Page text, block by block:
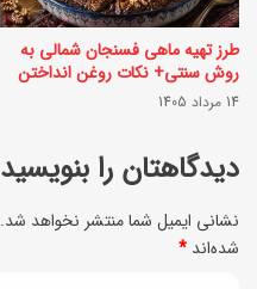
ر
ن
گ
؛
م
ن
طرز تهیه ماهی فسنجان شمالی به
روش سنتی+ نکات روغن انداختن
14 مرداد 1405
دیدگاهتان را بنویسید
نشانی ایمیل شما منتشر نخواهد شد.
شده‌اند *